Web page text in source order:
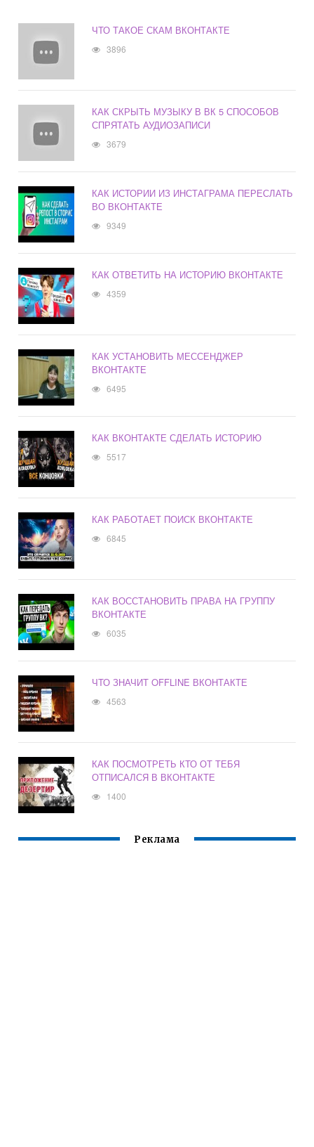
ЧТО ТАКОЕ СКАМ ВКОНТАКТЕ
3896
КАК СКРЫТЬ МУЗЫКУ В ВК 5 СПОСОБОВ
СПРЯТАТЬ АУДИОЗАПИСИ
3679
КАК ИСТОРИИ ИЗ ИНСТАГРАМА ПЕРЕСЛАТЬ
ВО ВКОНТАКТЕ
9349
КАК ОТВЕТИТЬ НА ИСТОРИЮ ВКОНТАКТЕ
4359
КАК УСТАНОВИТЬ МЕССЕНДЖЕР
ВКОНТАКТЕ
6495
КАК ВКОНТАКТЕ СДЕЛАТЬ ИСТОРИЮ
5517
КАК РАБОТАЕТ ПОИСК ВКОНТАКТЕ
6845
КАК ВОССТАНОВИТЬ ПРАВА НА ГРУППУ
ВКОНТАКТЕ
6035
ЧТО ЗНАЧИТ OFFLINE ВКОНТАКТЕ
4563
КАК ПОСМОТРЕТЬ КТО ОТ ТЕБЯ
ОТПИСАЛСЯ В ВКОНТАКТЕ
1400
Реклама